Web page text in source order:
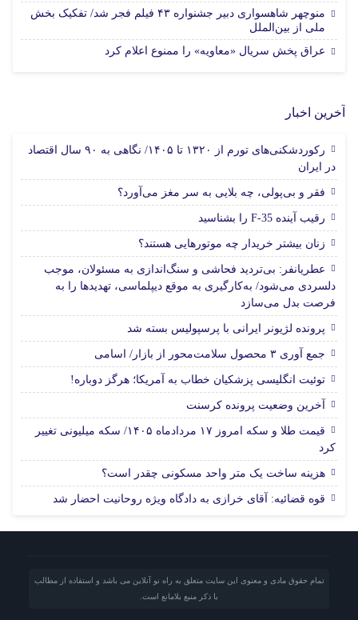
منوچهر شاهسواری دبیر جشنواره ۴۳ فیلم فجر شد/ تفکیک بخش
ملی از بین‌الملل
عراق پخش سریال «معاویه» را ممنوع اعلام کرد
آخرین اخبار
رکوردشکنی‌های تورم از ۱۳۲۰ تا ۱۴۰۵/ نگاهی به ۹۰ سال اقتصاد
در ایران
فقر و بی‌پولی، چه بلایی به سر مغز می‌آورد؟
رقیب آینده F-35 را بشناسید
زنان بیشتر خریدار چه موتورهایی هستند؟
عطریانفر: بی‌تردید فحاشی و سنگ‌اندازی به مسئولان، موجب
دلسردی می‌شود/ به‌کارگیری به موقع دیپلماسی، تهدیدها را به
فرصت بدل می‌سازد
پرونده لژیونر ایرانی با پرسپولیس بسته شد
جمع آوری ۳ محصول سلامت‌محور از بازار/ اسامی
توئیت انگلیسی پزشکیان خطاب به آمریکا؛ هرگز دوباره!
آخرین وضعیت پرونده کرسنت
قیمت طلا و سکه امروز ۱۷ مردادماه ۱۴۰۵/ سکه میلیونی تغییر
کرد
هزینه ساخت یک متر واحد مسکونی چقدر است؟
قوه قضائیه: آقای خرازی به دادگاه ویژه روحانیت احضار شد
تمام حقوق مادی و معنوی این سایت متعلق به راه نو آنلاین می باشد و استفاده از مطالب
با ذکر منبع بلامانع است.